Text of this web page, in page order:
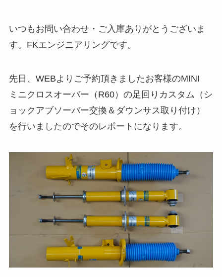
いつもお問い合わせ・ご入庫ありがとうございま
す。FKエンジニアリングです。
先日、WEBよりご予約頂きましたお客様のMINI
ミニクロスオーバー（R60）の足回りカスタム（シ
ョックアブソーバー交換＆ダウンサス取り付け）
を行いましたのでそのレポートになります。